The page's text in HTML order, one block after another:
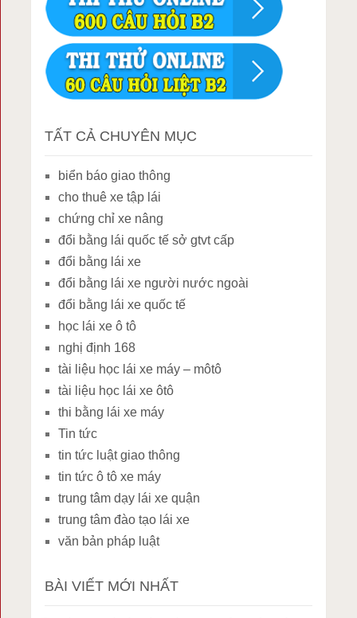
TẤT CẢ CHUYÊN MỤC
biển báo giao thông
cho thuê xe tập lái
chứng chỉ xe nâng
đổi bằng lái quốc tế sở gtvt cấp
đổi bằng lái xe
đổi bằng lái xe người nước ngoài
đổi bằng lái xe quốc tế
học lái xe ô tô
nghị định 168
tài liệu học lái xe máy – môtô
tài liệu học lái xe ôtô
thi bằng lái xe máy
Tin tức
tin tức luật giao thông
tin tức ô tô xe máy
trung tâm dạy lái xe quận
trung tâm đào tạo lái xe
văn bản pháp luật
BÀI VIẾT MỚI NHẤT